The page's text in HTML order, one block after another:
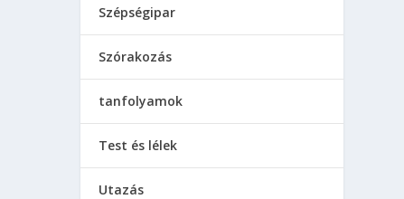
Szépségipar
Szórakozás
tanfolyamok
Test és lélek
Utazás